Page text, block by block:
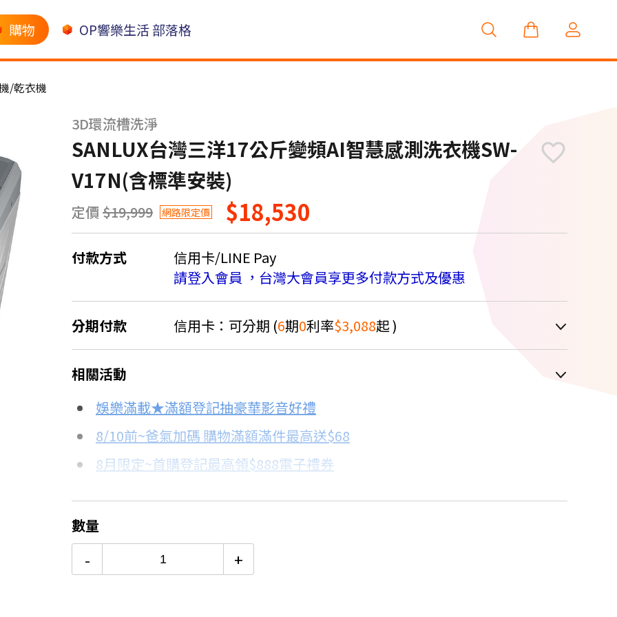
購物 OP響樂生活 部落格
/乾衣機
3D環流槽洗淨
SANLUX台灣三洋17公斤變頻AI智慧感測洗衣機SW-
V17N(含標準安裝)
定價 $19,999 網路限定價 $18,530
付款方式
信用卡/LINE Pay
請登入會員 ，台灣大會員享更多付款方式及優惠
分期付款 信用卡：可分期 (6期0利率$3,088起 )
＊實際可分期數、適用利率，請以購物車顯示為主
信用卡分期
分期數
3期 0利率
每期金額
$6,176
$1,652
配合銀行/業者
18家銀行/業者
相關活動
娛樂滿載★滿額登記抽豪華影音好禮
8/10前~爸氣加碼 購物滿額滿件最高送$68
8月限定~首購登記最高領$888電子禮券
更多信用卡分期0利率滿額享回饋
2萬內首選！13-15KG洗衣機評比→點我看達人教你買
數量
- +